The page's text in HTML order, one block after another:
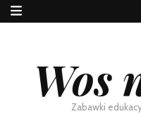
Wos
Zabawki